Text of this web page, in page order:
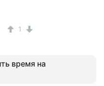
1
время на